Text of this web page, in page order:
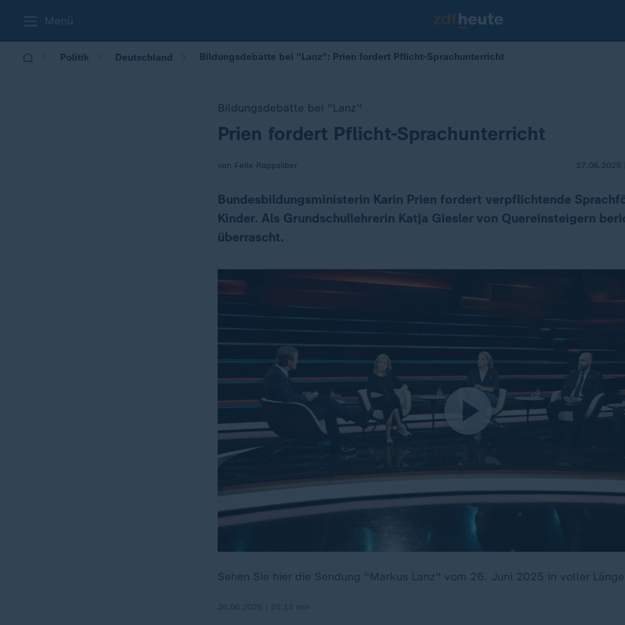
Menü
Politik Deutschland Bildungsdebatte bei "Lanz": Prien fordert Pflicht-Sprachunterricht
Bildungsdebatte bei "Lanz"
:Prien fordert Pflicht-Sprachunterricht
von Felix Rappsilber 27.06.2025
Bundesbildungsministerin Karin Prien fordert verpflichtende
Kinder. Als Grundschullehrerin Katja Giesler von Quereinsteigern
überrascht.
Sehen Sie hier die Sendung "Markus Lanz" vom 26. Juni 2025 in voller